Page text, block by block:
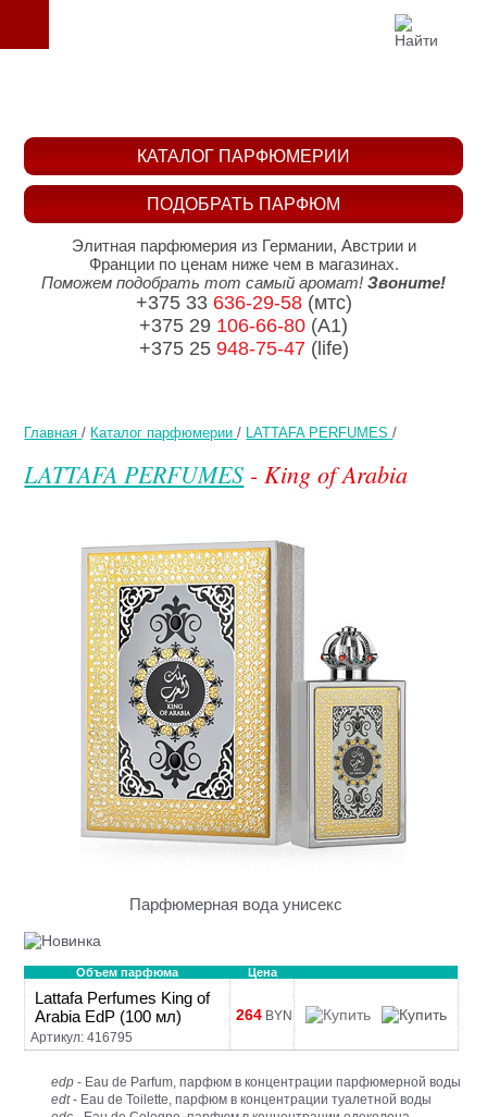
Главная / Каталог парфюмерии / LATTAFA PERFUMES /
LATTAFA PERFUMES - King of Arabia
Парфюмерная вода унисекс
Объем парфюма Цена
Lattafa Perfumes King of
Arabia EdP (100 мл)
Артикул: 416795
264 BYN
edp - Eau de Parfum, парфюм в концентрации парфюмерной воды
edt- Eau de Toilette, парфюм в концентрации туалетной воды
ПОДОБРАТЬ ПАРФЮМ
КАТАЛОГ ПАРФЮМЕРИИ
Элитная парфюмерия из Германии, Австрии и
Франции по ценам ниже чем в магазинах.
Поможем подобрать тот самый аромат! Звоните!
+375 33 636-29-58(мтс)
+375 29 106-66-80 (A1)
+375 25 948-75-47(life)